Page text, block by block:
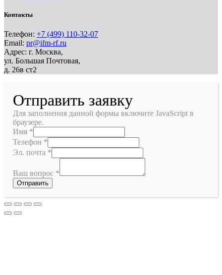
Контакты
Телефон: +7 (499) 110-32-07
Email: pr@ifm-rf.ru
Адрес: г. Москва,
ул. Большая Почтовая,
д. 26в ст2
Отправить заявку
Для заполнения данной формы включите JavaScript в
браузере.
Имя *
Телефон *
Эл. почта *
Ваш вопрос *
Отправить